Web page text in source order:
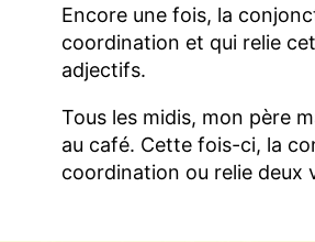
Encore une fois, la
coordination et qui relie
adjectifs.
Tous les midis, mon père
au café. Cette fois-ci, la
coordination ou relie deux